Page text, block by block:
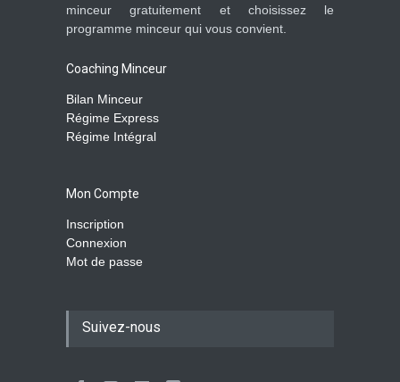
minceur gratuitement et choisissez le
programme minceur qui vous convient.
Coaching Minceur
Bilan Minceur
Régime Express
Régime Intégral
Mon Compte
Inscription
Connexion
Mot de passe
Suivez-nous